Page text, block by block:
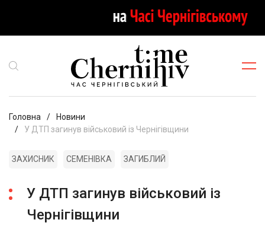
Головна
Новини
У ДТП загинув військовий із Чернігівщини
ЗАХИСНИК СЕМЕНІВКА ЗАГИБЛИЙ
У ДТП загинув військовий із
Чернігівщини